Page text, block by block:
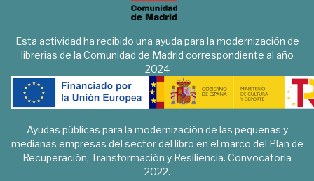
Esta actividad ha recibido una ayuda para la modernización de
librerías de la Comunidad de Madrid correspondiente al año
2024
Ayudas públicas para la modernización de las pequeñas y
medianas empresas del sector del libro en el marco del Plan de
Recuperación, Transformación y Resiliencia. Convocatoria
2022.